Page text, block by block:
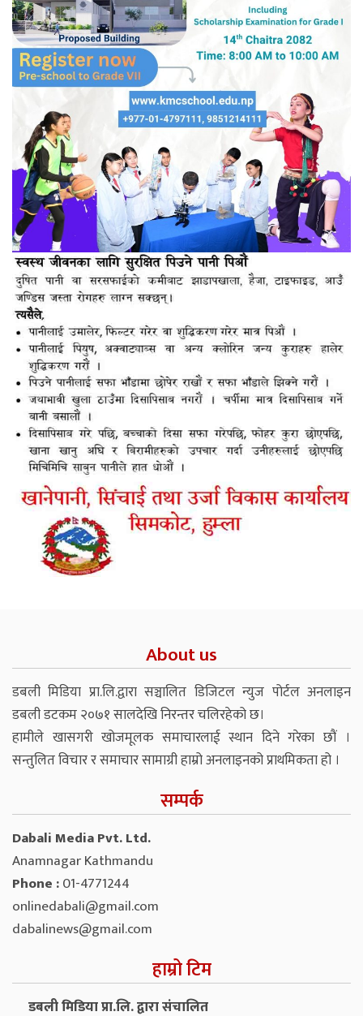
About us
डबली मिडिया प्रा.लि.द्वारा सञ्चालित डिजिटल न्युज पोर्टल अनलाइन
डबली डटकम २०७१ सालदेखि निरन्तर चलिरहेको छ।
हामीले खासगरी खोजमूलक समाचारलाई स्थान दिने गरेका छौं ।
सन्तुलित विचार र समाचार सामाग्री हाम्रो अनलाइनको प्राथमिकता हो ।
सम्पर्क
Dabali Media Pvt. Ltd.
Anamnagar Kathmandu
Phone :01-4771244
onlinedabali@gmail.com
dabalinews@gmail.com
हाम्रो टिम
डबली मिडिया प्रा.लि. द्वारा संचालित